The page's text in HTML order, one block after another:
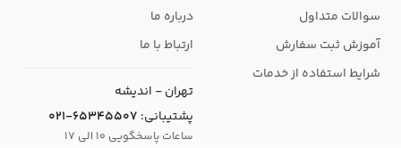
سوالات متداول
آموزش ثبت سفارش
شرایط استفاده از خدمات
درباره ما
ارتباط با ما
تهران - اندیشه
پشتیبانی: 021-65345507
ساعات پاسخگویی 10 الی 17